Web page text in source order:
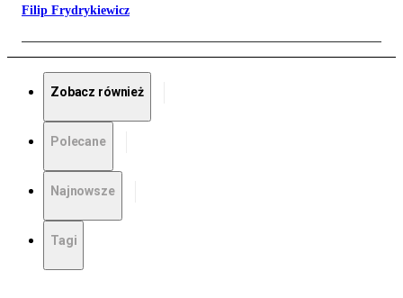
Filip Frydrykiewicz
Zobacz również
Polecane
Najnowsze
Tagi